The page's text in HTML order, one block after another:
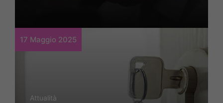
17 Maggio 2025
Attualità